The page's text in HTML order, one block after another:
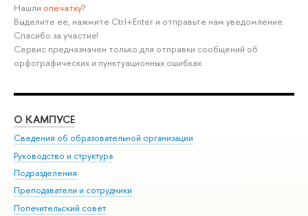
Нашли опечатку?
Выделите её, нажмите Ctrl+Enter и отправьте нам уведомление.
Спасибо за участие!
Сервис предназначен только для отправки сообщений об
орфографических и пунктуационных ошибках.
О КАМПУСЕ
Сведения об образовательной организации
Руководство и структура
Подразделения
Преподаватели и сотрудники
Попечительский совет